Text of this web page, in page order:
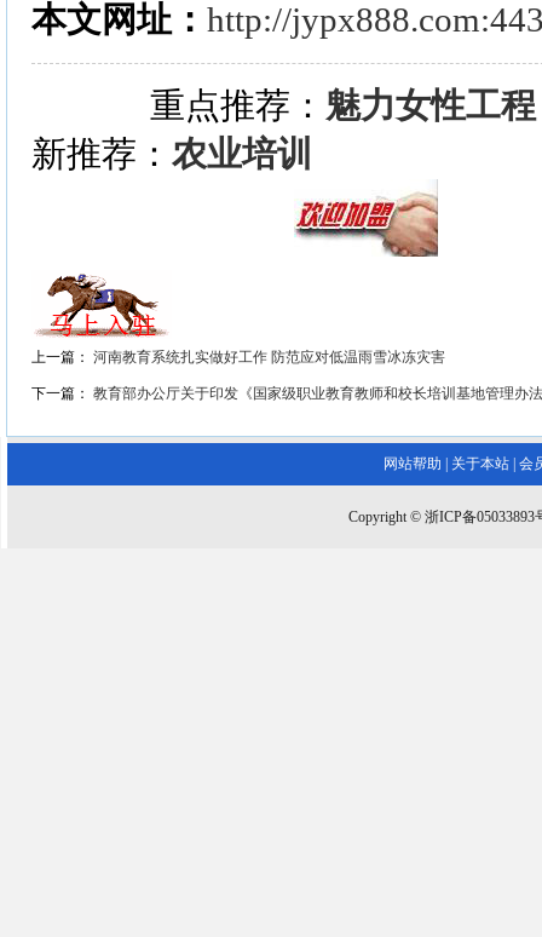
本文网址： http://
重点推荐： 魅力女性工程
新推荐： 农业培训
上一篇： 河南教育系统扎实做好工作 防范应对低温雨雪冰冻灾害
下一篇： 教育部办公厅关于印发《国家级职业教育教师和校长培训基地管理办
网站帮助 关于本站 会
Copyright © 浙ICP备05033893